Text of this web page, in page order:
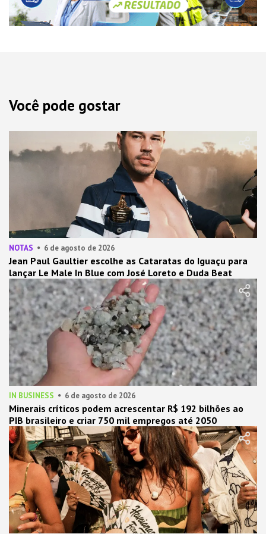
Você pode gostar
NOTAS 6 de agosto de 2026
Jean Paul Gaultier escolhe as Cataratas do Iguaçu para
lançar Le Male In Blue com José Loreto e Duda Beat
IN BUSINESS 6 de agosto de 2026
Minerais críticos podem acrescentar R$ 192 bilhões ao
PIB brasileiro e criar 750 mil empregos até 2050